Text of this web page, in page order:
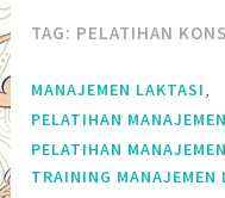
TAG: PELATIHAN
MANAJEMEN LAKTASI
PELATIHAN
PELATIHAN
TRAINING MANAJEMEN